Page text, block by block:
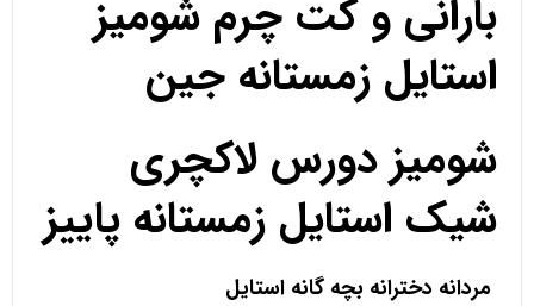
بارانی و کت چرم شومیز
استایل زمستانه جین
شومیز دورس لاکچری
شیک استایل زمستانه پاییز
مردانه دخترانه بچه گانه استایل